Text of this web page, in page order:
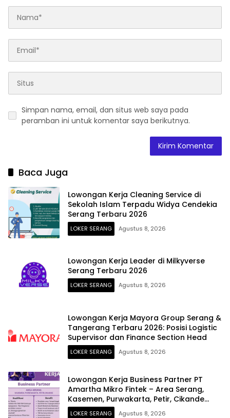
Simpan nama, email, dan situs web saya pada
peramban ini untuk komentar saya berikutnya.
Baca Juga
Lowongan Kerja Cleaning Service di
Sekolah Islam Terpadu Widya Cendekia
Serang Terbaru 2026
LOKER SERANG Agustus 8, 2026
Lowongan Kerja Leader di Milkyverse
Serang Terbaru 2026
LOKER SERANG Agustus 8, 2026
Lowongan Kerja Mayora Group Serang &
Tangerang Terbaru 2026: Posisi Logistic
Supervisor dan Finance Section Head
LOKER SERANG Agustus 8, 2026
Lowongan Kerja Business Partner PT
Amartha Mikro Fintek – Area Serang,
Kasemen, Purwakarta, Petir, Cikande
Terbaru 2026
LOKER SERANG Agustus 8, 2026